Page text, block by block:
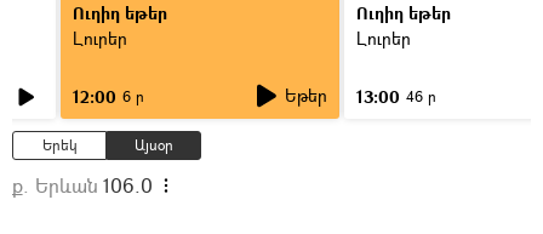
Ուղիղ եթեր
Լուրեր
12:00 6 ր Եթեր
Ուղիղ եթեր
Լուրեր
13:00 46 ր
Երեկ Այսօր
ք. Երևան 106.0